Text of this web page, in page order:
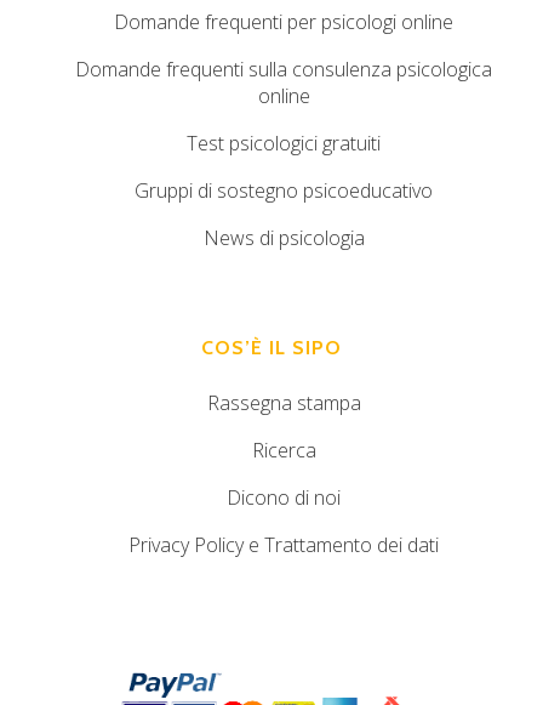
Domande frequenti per psicologi online
Domande frequenti sulla consulenza psicologica
online
Test psicologici gratuiti
Gruppi di sostegno psicoeducativo
News di psicologia
COS’È IL SIPO
Rassegna stampa
Ricerca
Dicono di noi
Privacy Policy e Trattamento dei dati